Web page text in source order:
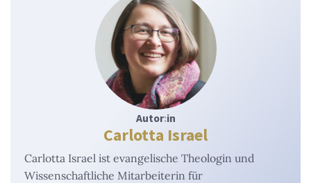
Autor:in
Carlotta Israel
Carlotta Israel ist evangelische Theologin und
Wissenschaftliche Mitarbeiterin für